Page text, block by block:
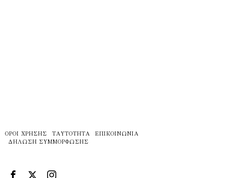
ΌΡΟΙ ΧΡΉΣΗΣ ΤΑΥΤΌΤΗΤΑ
ΕΠΙΚΟΙΝΩΝΊΑ
ΔΉΛΩΣΗ ΣΥΜΜΌΡΦΩΣΗΣ